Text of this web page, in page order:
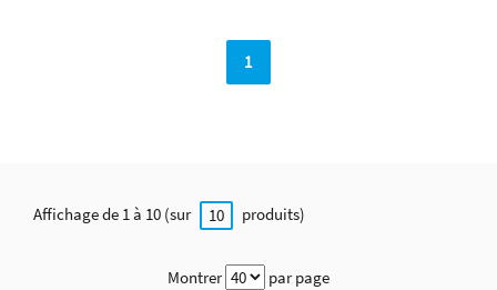
1
Affichage de 1 à 10 (sur 10 produits)
Montrer par page